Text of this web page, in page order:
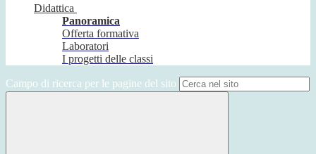
Didattica
Panoramica
Offerta formativa
Laboratori
I progetti delle classi
Campo di ricerca per le pagine del sito